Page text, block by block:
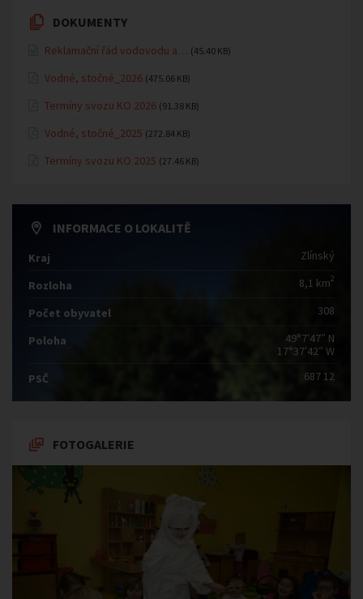
DOKUMENTY
Reklamační řád vodovodu a… (45.40 KB)
Vodné, stočné_2026 (475.06 KB)
Termíny svozu KO 2026 (91.38 KB)
Vodné, stočné_2025 (272.84 KB)
Termíny svozu KO 2025 (27.46 KB)
INFORMACE O LOKALITĚ
Kraj Zlínský
Rozloha 8,1 km2
Počet obyvatel 308
Poloha
49°7′47″ N
17°37′42″ W
PSČ
687 12
FOTOGALERIE